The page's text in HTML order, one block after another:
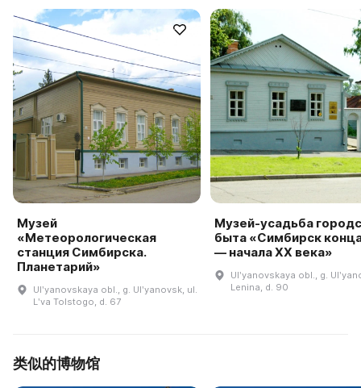
Музей
«Метеорологическая
станция Симбирска.
Планетарий»
Ulʹyanovskaya obl., g. Ulʹyanovsk, ul.
Lʹva Tolstogo, d. 67
Музей-усадьба
быта «Симбирск
— начала XX века»
Ulʹyanovskaya obl., g.
Lenina, d. 90
类似的博物馆